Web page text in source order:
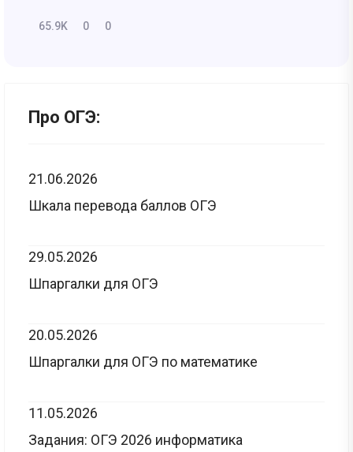
65.9K 0 0
Про ОГЭ:
21.06.2026
Шкала перевода баллов ОГЭ
29.05.2026
Шпаргалки для ОГЭ
20.05.2026
Шпаргалки для ОГЭ по математике
11.05.2026
Задания: ОГЭ 2026 информатика